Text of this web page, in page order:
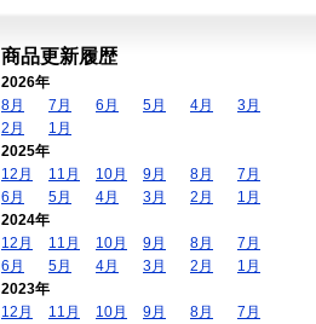
商品更新履歴
2026年
8月
7月 6月 5月 4月
3月
2月
1月
2025年
12月
11月 10月 9月 8月
7月
6月
5月 4月 3月 2月
1月
2024年
12月
11月 10月 9月 8月
7月
6月
5月 4月 3月 2月
1月
2023年
12月
11月 10月 9月 8月
7月